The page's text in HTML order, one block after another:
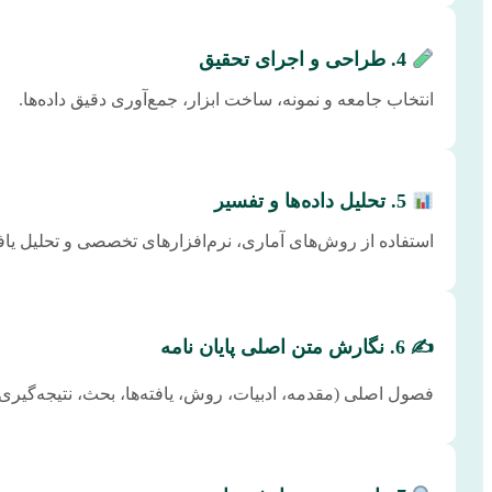
4. طراحی و اجرای تحقیق
انتخاب جامعه و نمونه، ساخت ابزار، جمع‌آوری دقیق داده‌ها.
5. تحلیل داده‌ها و تفسیر
استفاده از روش‌های آماری، نرم‌افزارهای تخصصی و تحلیل
✍️ 6. نگارش متن اصلی پایان نامه
فصول اصلی (مقدمه، ادبیات، روش، یافته‌ها، بحث،